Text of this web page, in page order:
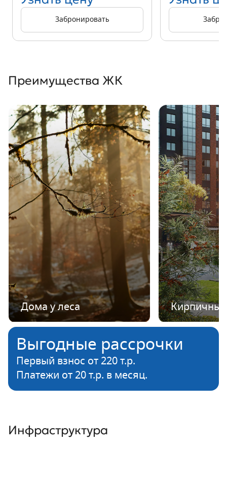
Забронировать
Преимущества ЖК
Дома у леса
Выгодные рассрочки
Первый взнос от 220 т.р.
Платежи от 20 т.р. в месяц.
Инфраструктура